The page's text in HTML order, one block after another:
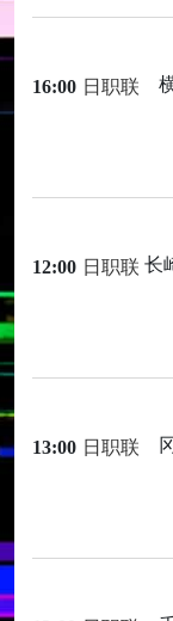
16:00 日职联
12:00 日职联 长
13:00 日职联